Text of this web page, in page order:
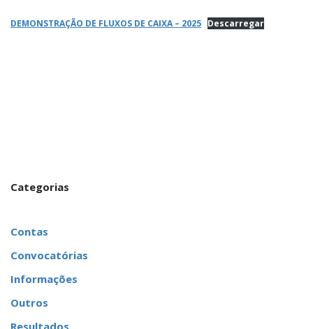
DEMONSTRAÇÃO DE FLUXOS DE CAIXA – 2025 Descarregar
Categorias
Contas
Convocatórias
Informações
Outros